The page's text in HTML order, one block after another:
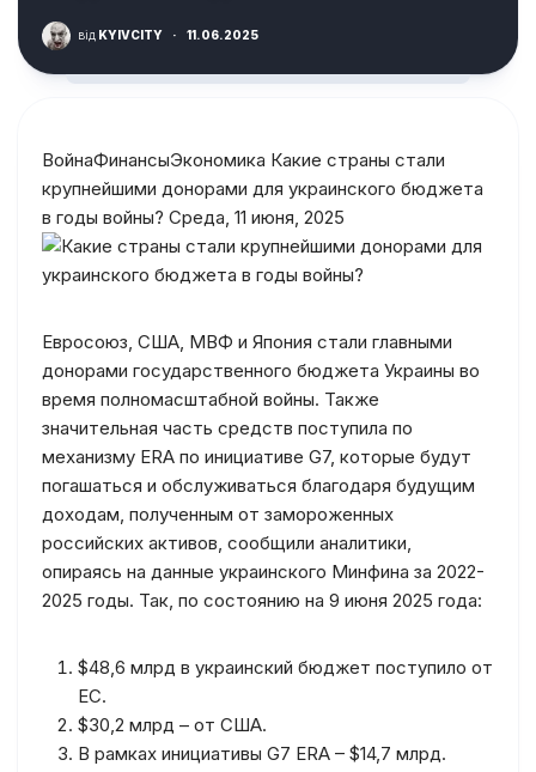
від KYIVCITY · 11.06.2025
ВойнаФинансыЭкономика Какие страны стали
крупнейшими донорами для украинского бюджета
в годы войны? Среда, 11 июня, 2025
Евросоюз, США, МВФ и Япония стали главными
донорами государственного бюджета Украины во
время полномасштабной войны. Также
значительная часть средств поступила по
механизму ERA по инициативе G7, которые будут
погашаться и обслуживаться благодаря будущим
доходам, полученным от замороженных
российских активов, сообщили аналитики,
опираясь на данные украинского Минфина за 2022-
2025 годы. Так, по состоянию на 9 июня 2025 года:
$48,6 млрд в украинский бюджет поступило от
ЕС.
$30,2 млрд – от США.
В рамках инициативы G7 ERA – $14,7 млрд.